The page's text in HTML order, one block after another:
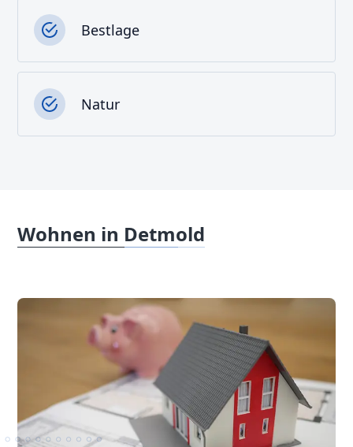
Bestlage
Natur
Wohnen in Detmold